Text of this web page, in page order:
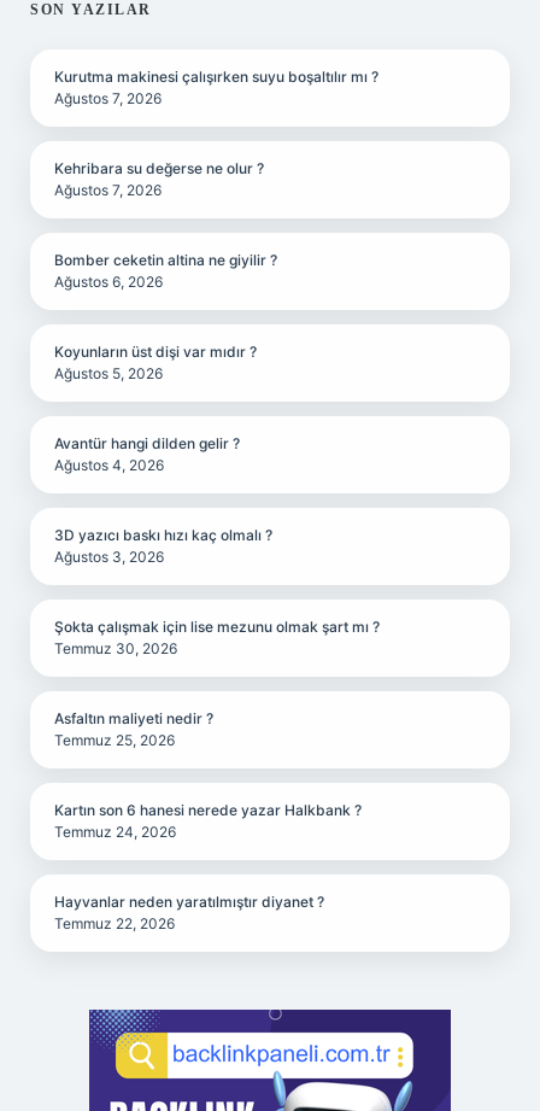
SIDEBAR
SON YAZILAR
Kurutma makinesi çalışırken suyu boşaltılır mı ?
Ağustos 7, 2026
Kehribara su değerse ne olur ?
Ağustos 7, 2026
Bomber ceketin altina ne giyilir ?
Ağustos 6, 2026
Koyunların üst dişi var mıdır ?
Ağustos 5, 2026
Avantür hangi dilden gelir ?
Ağustos 4, 2026
3D yazıcı baskı hızı kaç olmalı ?
Ağustos 3, 2026
Şokta çalışmak için lise mezunu olmak şart mı ?
Temmuz 30, 2026
Asfaltın maliyeti nedir ?
Temmuz 25, 2026
Kartın son 6 hanesi nerede yazar Halkbank ?
Temmuz 24, 2026
Hayvanlar neden yaratılmıştır diyanet ?
Temmuz 22, 2026